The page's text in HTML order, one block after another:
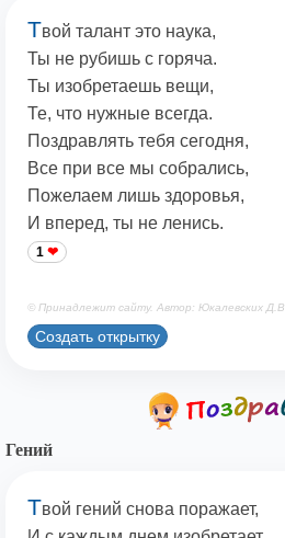
Твой талант это наука,
Ты не рубишь с горяча.
Ты изобретаешь вещи,
Те, что нужные всегда.
Поздравлять тебя сегодня,
Все при все мы собрались,
Пожелаем лишь здоровья,
И вперед, ты не ленись.
1
© Принадлежит сайту. Автор: Юкалевских Д.В.
Создать открытку
Гений
Твой гений снова поражает,